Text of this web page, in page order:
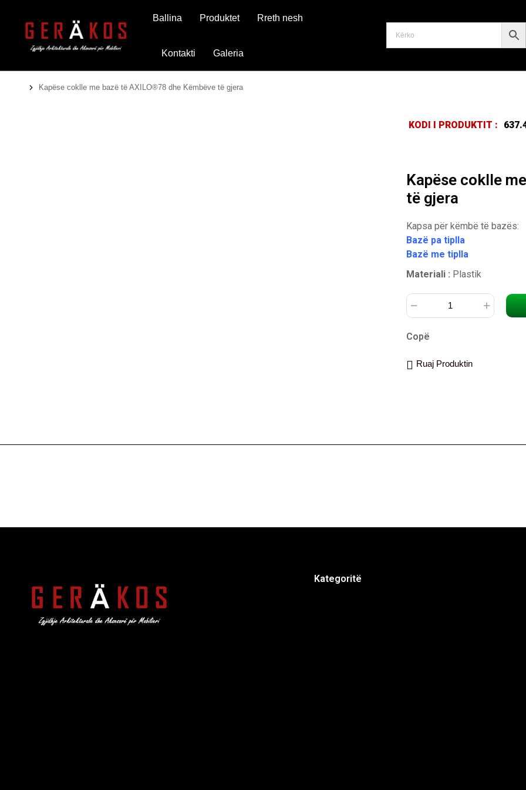
Ballina Produktet Rreth nesh
Kontakti Galeria
You are here:
Kapëse coklle me bazë të AXILO®78 dhe Këmbëve të gjera
KODI I PRODUKTIT :
Kapëse coklle
të gjera
Kapsa për këmbë të bazës:
Bazë pa tiplla
Bazë me tiplla
Materiali : Plastik
Copë
Ruaj Produktin
Kategoritë